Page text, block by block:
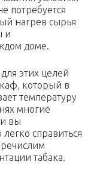
потребуется
нагрев сырья
и
доме.
этих целей
который в
температуру
многие
вы
справиться
табака.